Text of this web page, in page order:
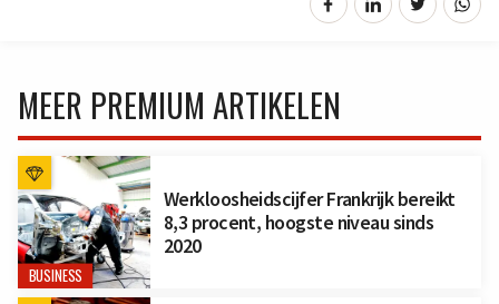
MEER PREMIUM ARTIKELEN
BUSINESS
Werkloosheidscijfer Frankrijk bereikt
8,3 procent, hoogste niveau sinds
2020